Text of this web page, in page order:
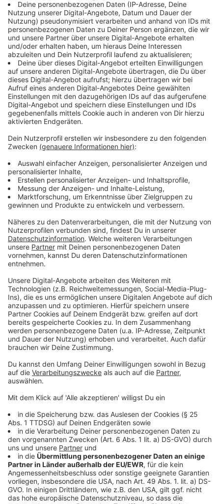
Anzeige
©picture alliance/dpa | Bernd Weißbrod
Auch in den kommenden Monaten und Jahren werden
viele Baustellen auf Bahnstrecken den Fern- und
Nahverkehr beeinträchtigen.
Anzeige
Mehr Verbindungen nach Brüssel und
Amsterdam
Anzeige
Auch einigeVerbesserungen im Fahrplanwerde es
geben, kündigte die Bahn an. So werde das Angebot
von NRW nach Belgien und in die Niederlande
ausgebaut. Auf der Strecke zwischen Köln und
Amsterdam sollen Züge künftig im Zwei-Stunden-Takt
fahren. Allerdings werden die Züge wegen eines
großen Bauprojekts am Niederrhein monatelang über
Mönchengladbach statt über Düsseldorf fahren und
dadurch etwas länger unterwegs sein. Auf der ICE-
Verbindung Frankfurt-Köln-Aachen-Brüssel fährt ab
Mitte Dezember abends ein zusätzlicher Zug in jede
Richtung. Für Reisende von Köln nach Berlin setzt die
Bahn freitags und sonntags künftig zusätzliche
Sprinter ein. Die Züge fahren ohne Zwischenhalt und
brauchen für die Strecke in die Hauptstadt laut
Fahrplan nur gut vier Stunden. Eine neue Verbindung
München. Gleichzeitig würden einige schwach
ausgelastete Züge etwa am sehr frühen
Sonntagmorgen gestrichen. Unter anderem bei der
noch recht neuen IC-Verbindung zwischen Münster,
Siegen und Frankfurt kürzt die Bahn ihr Angebot.
Reisende müssen auf der Strecke häufiger auf
Regionalzüge umsteigen.
Anzeige